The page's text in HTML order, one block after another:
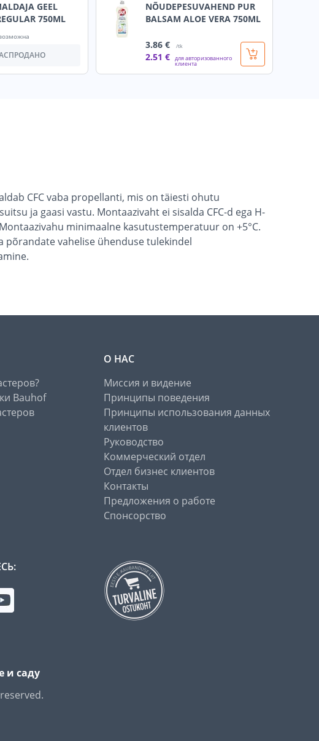
GEEL
750ML
NÕUDEPESUVAHEND PUR
BALSAM ALOE VERA 750ML
3.86 € /tk
2.51 € для авторизованного
клиента
CFC vaba propellanti, mis on täiesti ohutu
ja gaasi vastu. Montaazivaht ei sisalda CFC-d ega H-
minimaalne kasutustemperatuur on +5°C.
põrandate vahelise ühenduse tulekindel
Bauhof
О НАС
Миссия и видение
Принципы поведения
Принципы использования данных
клиентов
Руководство
Коммерческий отдел
Отдел бизнес клиентов
Контакты
Предложения о работе
Спонсорство
и саду